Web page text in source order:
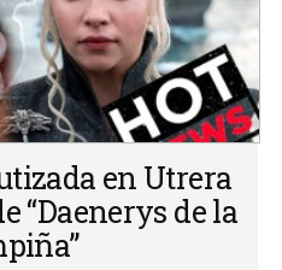
en Utrera
“Daenerys de la